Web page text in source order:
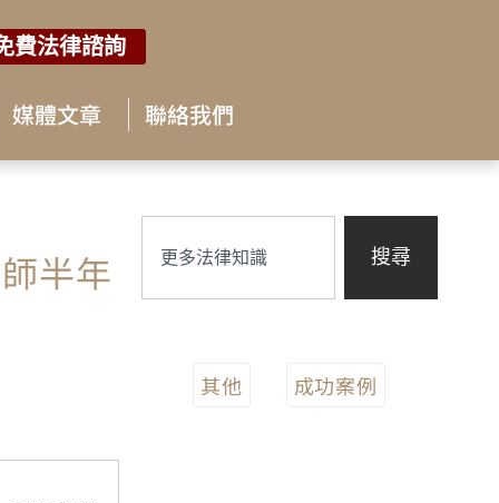
費法律諮詢
媒體文章 聯絡我們
半年
搜尋
其他 成功案例